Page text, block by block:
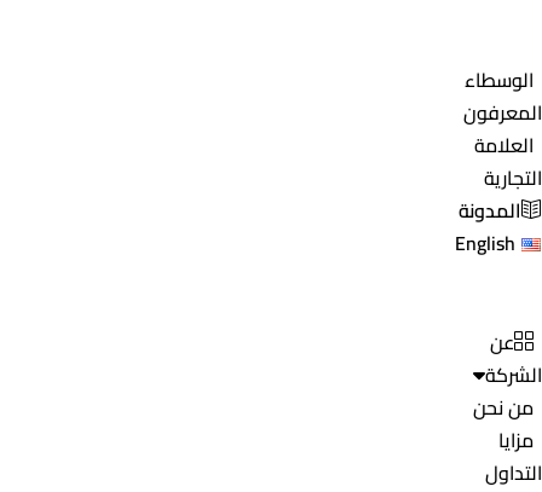
الوسطاء
المعرفون
العلامة
التجارية
المدونة
English
عن
الشركة
من نحن
مزايا
التداول